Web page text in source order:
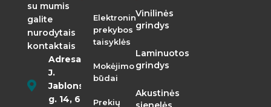
su mumis
galite
nurodytais
kontaktais
Adresas:
J.
Jablonskio
g. 14, 68290
Elektroninės
prekybos
taisyklės
Mokėjimo
būdai
Prekių
Vinilinės
grindys
Laminuotos
grindys
Akustinės